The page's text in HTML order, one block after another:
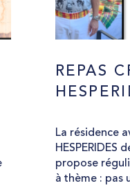
REPAS
La résidence
HESPERIDES
propose
à thème : pas